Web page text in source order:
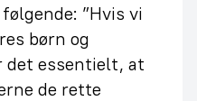
”Hvis vi
børn og
det essentielt, at
de rette